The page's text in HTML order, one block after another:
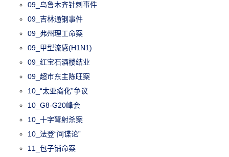
09_乌鲁木齐针刺事件
09_吉林通钢事件
09_弗州理工命案
09_甲型流感(H1N1)
09_红宝石酒楼结业
09_超市东主陈旺案
10_“太亚裔化”争议
10_G8-G20峰会
10_十字弩射杀案
10_法登“间谍论”
11_包子铺命案